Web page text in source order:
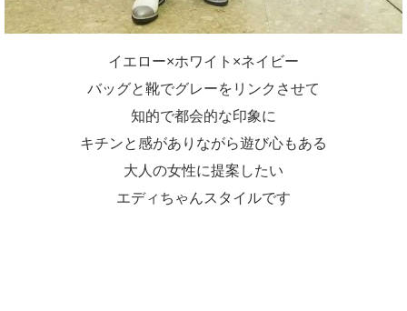
イエロー×ホワイト×ネイビー
バッグと靴でグレーをリンクさせて
知的で都会的な印象に
キチンと感がありながら遊び心もある
大人の女性に提案したい
エディちゃんスタイルです